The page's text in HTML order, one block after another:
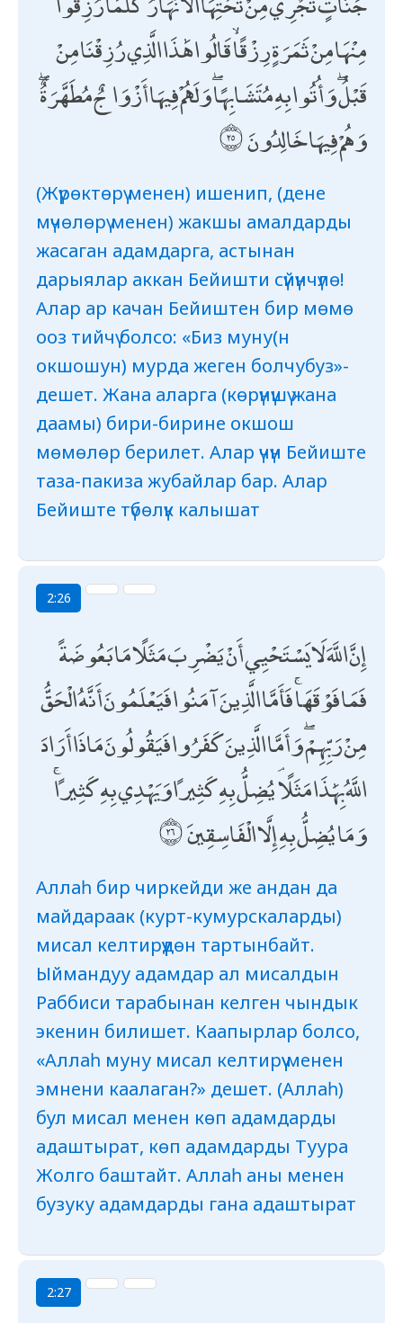
مِنْهَا مِنْ ثَمَرَةٍ رِزْقًا ۙ قَالُوا هَٰذَا الَّذِي رُزِقْنَا مِنْ
قَبْلُ ۖ وَأُتُوا بِهِ مُتَشَابِهًا ۖ وَلَهُمْ فِيهَا أَزْوَاجٌ مُطَهَّرَةٌ ۖ
وَهُمْ فِيهَا خَالِدُونَ
(Жүрөктөрү менен) ишенип, (дене
мүчөлөрү менен) жакшы амалдарды
жасаган адамдарга, астынан
дарыялар аккан Бейишти сүйүнчүлө!
Алар ар качан Бейиштен бир мөмө
ооз тийчү болсо: «Биз муну(н
окшошун) мурда жеген болчубуз»-
дешет. Жана аларга (көрүнүшү жана
даамы) бири-бирине окшош
мөмөлөр берилет. Алар үчүн Бейиште
таза-пакиза жубайлар бар. Алар
Бейиште түбөлүк калышат
2:26
إِنَّ اللَّهَ لَا يَسْتَحْيِي أَنْ يَضْرِبَ مَثَلًا مَا بَعُوضَةً
فَمَا فَوْقَهَا ۚ فَأَمَّا الَّذِينَ آمَنُوا فَيَعْلَمُونَ أَنَّهُ الْحَقُّ
مِنْ رَبِّهِمْ ۖ وَأَمَّا الَّذِينَ كَفَرُوا فَيَقُولُونَ مَاذَا أَرَادَ
اللَّهُ بِهَٰذَا مَثَلًا ۘ يُضِلُّ بِهِ كَثِيرًا وَيَهْدِي بِهِ كَثِيرًا ۚ
وَمَا يُضِلُّ بِهِ إِلَّا الْفَاسِقِينَ
Аллаһ бир чиркейди же андан да
майдараак (курт-кумурскаларды)
мисал келтирүүдөн тартынбайт.
Ыймандуу адамдар ал мисалдын
Раббиси тарабынан келген чындык
экенин билишет. Каапырлар болсо,
«Аллаһ муну мисал келтирүү менен
эмнени каалаган?» дешет. (Аллаһ)
бул мисал менен көп адамдарды
адаштырат, көп адамдарды Туура
Жолго баштайт. Аллаһ аны менен
бузуку адамдарды гана адаштырат
2:27